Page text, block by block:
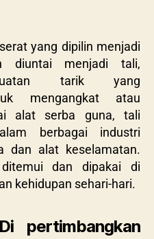
yang dipilin menjadi
diuntai menjadi tali,
tarik yang
mengangkat atau
alat serba guna, tali
berbagai industri
dan alat keselamatan.
ditemui dan dipakai di
kehidupan sehari-hari.
pertimbangkan